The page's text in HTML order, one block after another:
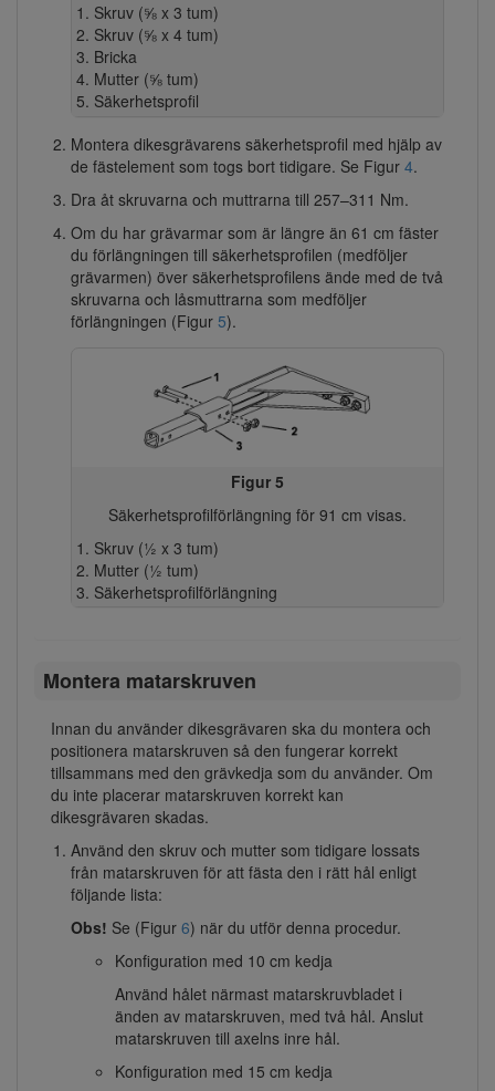
Skruv (⅝ x 3 tum)
Skruv (⅝ x 4 tum)
Bricka
Mutter (⅝ tum)
Säkerhetsprofil
Montera dikesgrävarens säkerhetsprofil med hjälp av
de fästelement som togs bort tidigare. Se Figur 4.
Dra åt skruvarna och muttrarna till 257–311 Nm.
Om du har grävarmar som är längre än 61 cm fäster
du förlängningen till säkerhetsprofilen (medföljer
grävarmen) över säkerhetsprofilens ände med de två
skruvarna och låsmuttrarna som medföljer
förlängningen (Figur 5).
Figur 5
Säkerhetsprofilförlängning för 91 cm visas.
Skruv (½ x 3 tum)
Mutter (½ tum)
Säkerhetsprofilförlängning
Montera matarskruven
Innan du använder dikesgrävaren ska du montera och
positionera matarskruven så den fungerar korrekt
tillsammans med den grävkedja som du använder. Om
du inte placerar matarskruven korrekt kan
dikesgrävaren skadas.
Använd den skruv och mutter som tidigare lossats
från matarskruven för att fästa den i rätt hål enligt
följande lista:
Obs! Se (Figur 6) när du utför denna procedur.
Konfiguration med 10 cm kedja
Använd hålet närmast matarskruvbladet i
änden av matarskruven, med två hål. Anslut
matarskruven till axelns inre hål.
Konfiguration med 15 cm kedja